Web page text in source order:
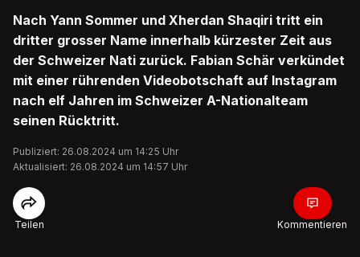
Nach Yann Sommer und Xherdan Shaqiri tritt ein
dritter grosser Name innerhalb kürzester Zeit aus
der Schweizer Nati zurück. Fabian Schär verkündet
mit einer rührenden Videobotschaft auf Instagram
nach elf Jahren im Schweizer A-Nationalteam
seinen Rücktritt.
Publiziert: 26.08.2024 um 14:25 Uhr
Aktualisiert: 26.08.2024 um 14:57 Uhr
Teilen Kommentieren